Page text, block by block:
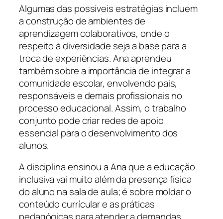
Algumas das possíveis estratégias incluem
a construção de ambientes de
aprendizagem colaborativos, onde o
respeito à diversidade seja a base para a
troca de experiências. Ana aprendeu
também sobre a importância de integrar a
comunidade escolar, envolvendo pais,
responsáveis e demais profissionais no
processo educacional. Assim, o trabalho
conjunto pode criar redes de apoio
essencial para o desenvolvimento dos
alunos.
A disciplina ensinou a Ana que a educação
inclusiva vai muito além da presença física
do aluno na sala de aula; é sobre moldar o
conteúdo currícular e as práticas